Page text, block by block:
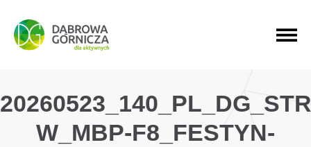
PRZEJDŹ DO MENU GŁÓWNEGO
PRZEJDŹ DO WYSZUKIWARKI
PRZEJDŹ DO TREŚCI
W_MBP-F8_FESTYN-